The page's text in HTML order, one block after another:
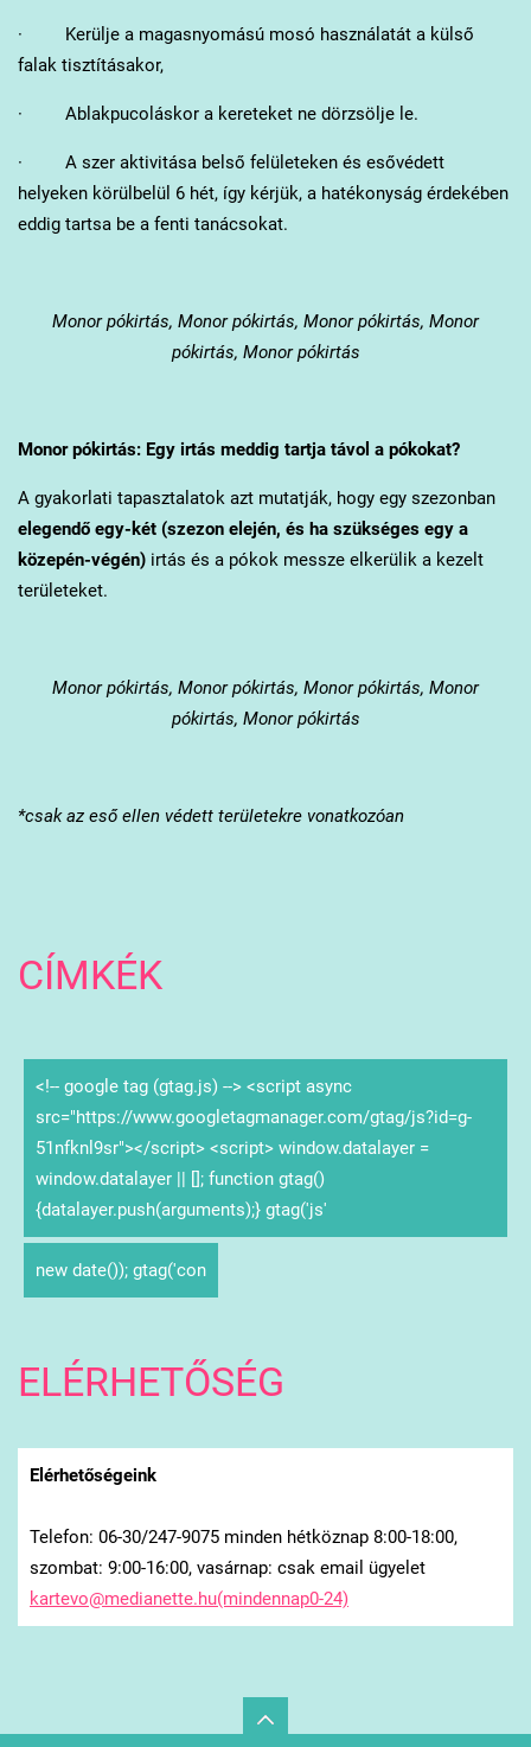
· Kerülje a magasnyomású mosó használatát a külső
falak tisztításakor,
· Ablakpucoláskor a kereteket ne dörzsölje le.
· A szer aktivitása belső felületeken és esővédett
helyeken körülbelül 6 hét, így kérjük, a hatékonyság érdekében
eddig tartsa be a fenti tanácsokat.
Monorpókirtás, Monor pókirtás, Monor pókirtás, Monor
pókirtás, Monor pókirtás
Monorpókirtás: Egy irtás meddig tartja távol a pókokat?
A gyakorlati tapasztalatok azt mutatják, hogy egy szezonban
elegendő egy-két (szezon elején, és ha szükséges egy a
közepén-végén)irtás és a pókok messze elkerülik a kezelt
területeket.
Monorpókirtás, Monor pókirtás, Monor pókirtás, Monor
pókirtás, Monor pókirtás
*csak az eső ellen védett területekre vonatkozóan
CÍMKÉK
<!-- google tag (gtag.js) --> <script async
src="https://www.googletagmanager.com/gtag/js?id=g-
51nfknl9sr"></script> <script> window.datalayer =
window.datalayer || []; function gtag()
{datalayer.push(arguments);} gtag('js'
new date()); gtag('con
ELÉRHETŐSÉG
Elérhetőségeink
Telefon: 06-30/247-9075 minden hétköznap 8:00-18:00,
szombat: 9:00-16:00, vasárnap: csak email ügyelet
kartevo@medianette.hu(mindennap0-24)